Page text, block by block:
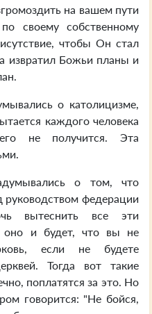
на вашем пути
своему собственному
чтобы Он стал
извратил Божьи планы и
о католицизме,
каждого человека
не получится. Эта
о том, что
руководством федерации
вытеснить все эти
оно и будет, что вы не
если не будете
Тогда вот такие
поплатятся за это. Но
говорится: "Не бойся,